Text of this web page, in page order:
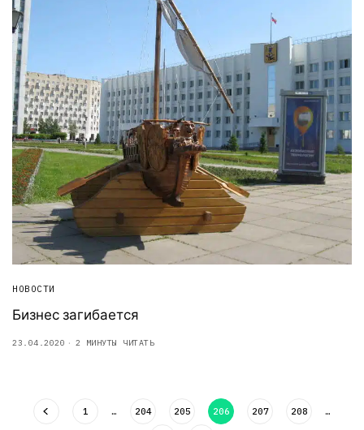
НОВОСТИ
Бизнес загибается
23.04.2020 2 МИНУТЫ ЧИТАТЬ
1 … 204 205 206 207 208 …